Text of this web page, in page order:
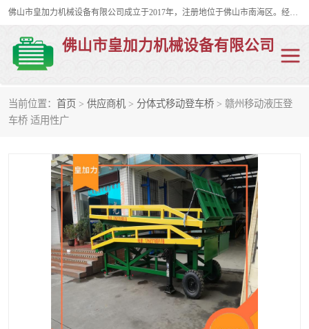
佛山市皇加力机械设备有限公司成立于2017年，注册地位于佛山市南海区。经营范围包括：其他机械设备及电子产品批发、电气设备批发、贸易代理、五金产品批发等；主要产品有：移动式登车桥、叉车装卸货平台、移动式升降机、升降货梯、油桶夹具、电动堆高车。
佛山市皇加力机械设备有限公司
当前位置： 首页 > 供应商机 > 分体式移动登车桥 > 赣州移动液压登
车桥 适用性广
移动式登车桥
步行式电动堆高车 移动登车台
叉车装卸货平台 电动搬运车
移动式升降平台 升降货梯
集装箱装柜平台 油桶夹具